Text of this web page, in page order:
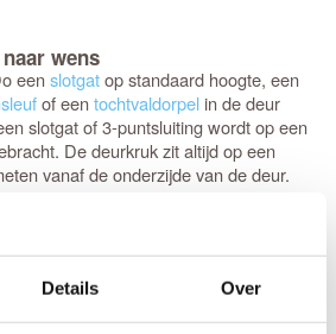
Details Over
wens
eenslotgatop standaard hoogte, een
of eentochtvaldorpel in de deur
slotgat of 3-puntsluiting wordt op een
De deurkruk zit altijd op een
vanaf de onderzijde van de deur.
voor voordeuren. De infrezing wordt
en de driepuntsluiting wordt direct